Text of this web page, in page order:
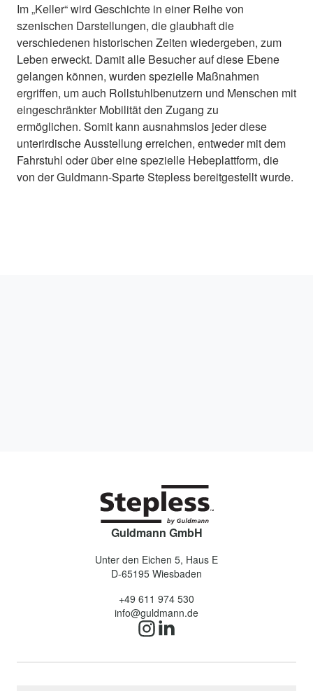
Im „Keller“ wird Geschichte in einer Reihe von
szenischen Darstellungen, die glaubhaft die
verschiedenen historischen Zeiten wiedergeben, zum
Leben erweckt. Damit alle Besucher auf diese Ebene
gelangen können, wurden spezielle Maßnahmen
ergriffen, um auch Rollstuhlbenutzern und Menschen mit
eingeschränkter Mobilität den Zugang zu
ermöglichen. Somit kann ausnahmslos jeder diese
unterirdische Ausstellung erreichen, entweder mit dem
Fahrstuhl oder über eine spezielle Hebeplattform, die
von der Guldmann-Sparte Stepless bereitgestellt wurde.
Guldmann GmbH
Unter den Eichen 5, Haus E
D-65195 Wiesbaden
+49 611 974 530
info@guldmann.de